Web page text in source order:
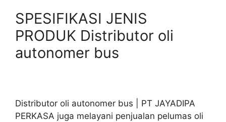
SPESIFIKASI JENIS
PRODUK Distributor oli
autonomer bus
Distributor oli autonomer bus | PT JAYADIPA
PERKASA juga melayani penjualan pelumas oli